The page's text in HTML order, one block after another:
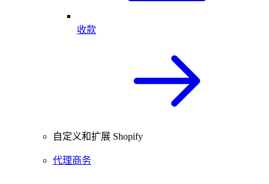
收款
自定义和扩展 Shopify
代理商务